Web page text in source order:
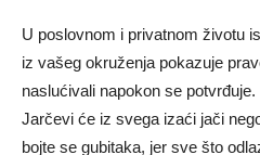
U poslovnom i privatnom životu
iz vašeg okruženja pokazuje
naslućivali napokon se
Jarčevi će iz svega izaći jači
bojte se gubitaka, jer sve što